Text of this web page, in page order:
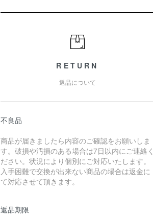
RETURN
返品について
不良品
商品が届きましたら内容のご確認をお願いしま
す。破損や汚損のある場合は7日以内にご連絡く
ださい。状況により個別にご対応いたします。
入手困難で交換が出来ない商品の場合は返金に
て対応させて頂きます。
返品期限